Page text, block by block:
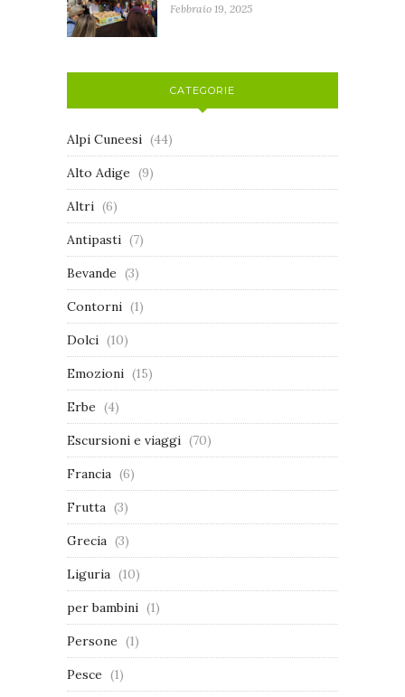
Febbraio 19, 2025
CATEGORIE
Alpi Cuneesi (44)
Alto Adige (9)
Altri (6)
Antipasti (7)
Bevande (3)
Contorni (1)
Dolci (10)
Emozioni (15)
Erbe (4)
Escursioni e viaggi (70)
Francia (6)
Frutta (3)
Grecia (3)
Liguria (10)
per bambini (1)
Persone (1)
Pesce (1)